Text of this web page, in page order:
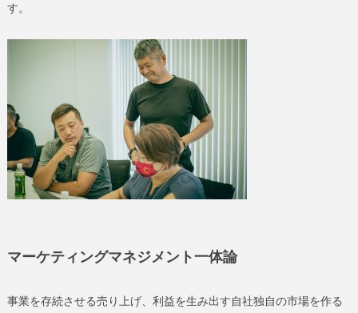
す。
マーケティングマネジメント一体論
事業を存続させる売り上げ、利益を生み出す自社独自の市場を作る